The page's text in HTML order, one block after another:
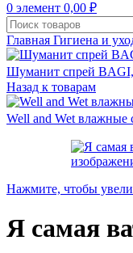
0 элемент 0,00 ₽
Главная Гигиена и
Шуманит спрей
Назад к товарам
Well and Wet
Нажмите, чтобы
Я самая